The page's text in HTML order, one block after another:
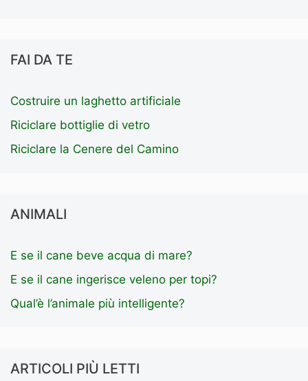
FAI DA TE
Costruire un laghetto artificiale
Riciclare bottiglie di vetro
Riciclare la Cenere del Camino
ANIMALI
E se il cane beve acqua di mare?
E se il cane ingerisce veleno per topi?
Qual’è l’animale più intelligente?
ARTICOLI PIÙ LETTI